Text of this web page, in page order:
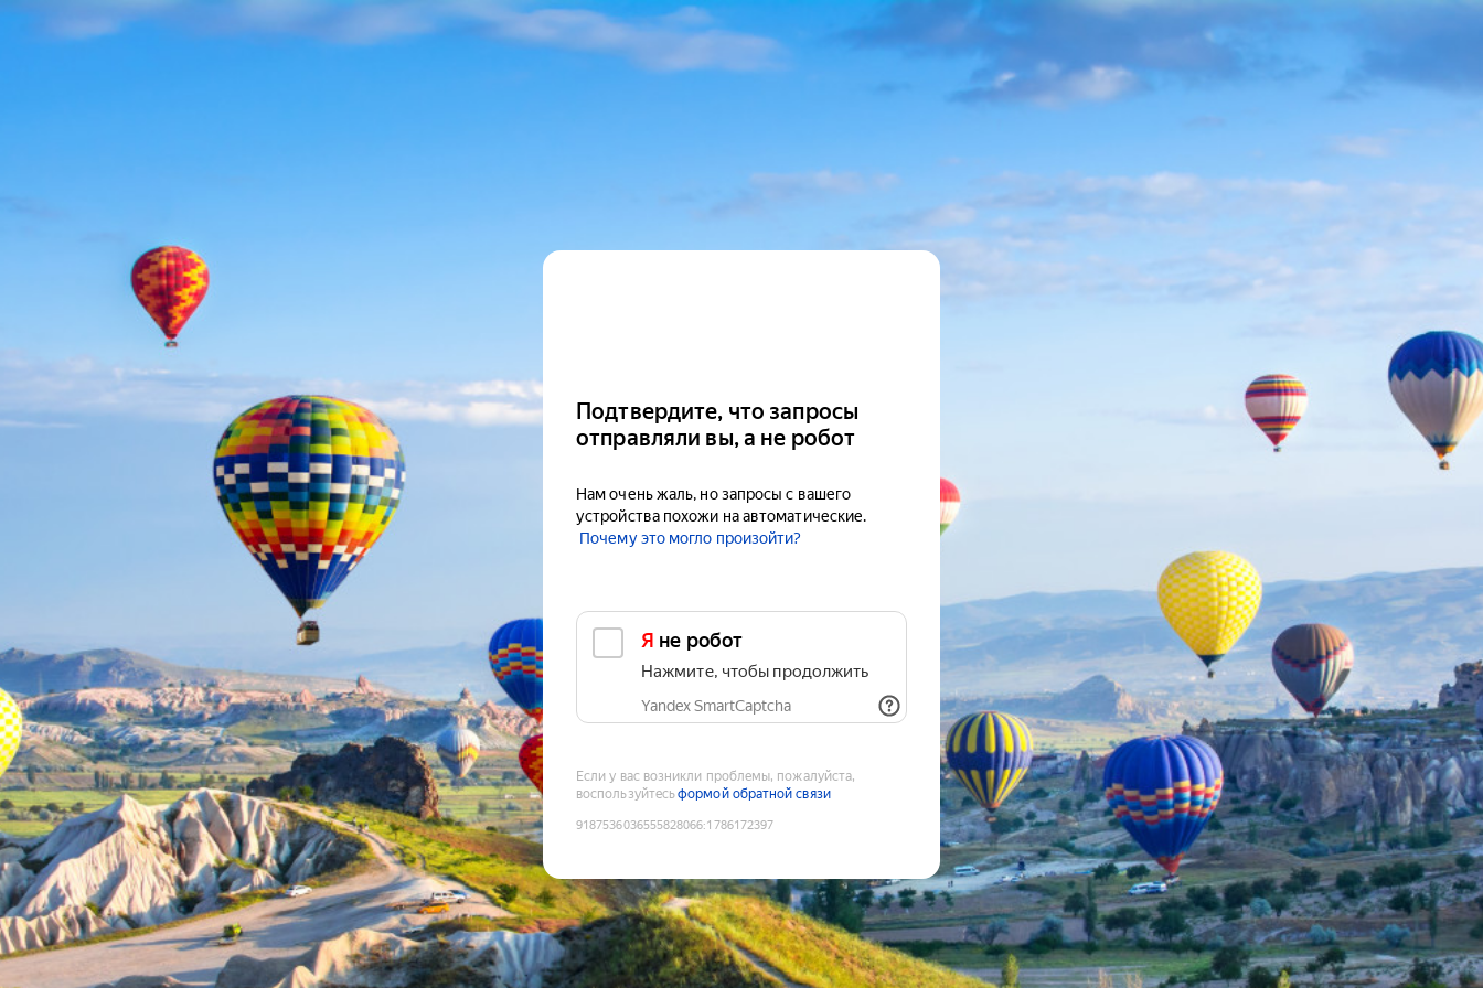
Подтвердите, что запросы
отправляли вы, а не робот
Нам очень жаль, но запросы с вашего
устройства похожи на автоматические.
Почему это могло произойти?
Я не робот
Нажмите, чтобы продолжить
Yandex SmartCaptcha
Если у вас возникли проблемы, пожалуйста,
воспользуйтесьформой обратной связи
9187536036555828066:1786172397